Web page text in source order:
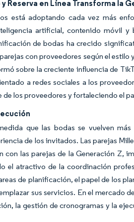
Reserva en Línea Transforma la
está adoptando cada vez más
artificial, contenido móvil y
de bodas ha crecido
con proveedores según el
sobre la creciente influencia de
a redes sociales a los
los proveedores y fortaleciendo el
que las bodas se vuelven
de los invitados. Las parejas
las parejas de la Generación Z,
el atractivo de la coordinación
de planificación, el papel de los
sus servicios. En el mercado
la gestión de cronogramas y la